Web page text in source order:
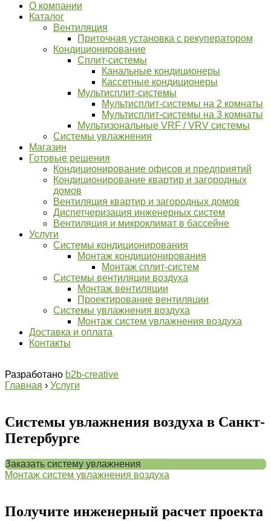
О компании
Каталог
Вентиляция
Приточная установка с рекуператором
Кондиционирование
Сплит-системы
Канальные кондиционеры
Кассетные кондиционеры
Мультисплит-системы
Мультисплит-системы на 2 комнаты
Мультисплит-системы на 3 комнаты
Мультизональные VRF / VRV системы
Системы увлажнения
Магазин
Готовые решения
Кондиционирование офисов и предприятий
Кондиционирование квартир и загородных
домов
Вентиляция квартир и загородных домов
Диспетчеризация инженерных систем
Вентиляция и микроклимат в бассейне
Услуги
Системы кондиционирования
Монтаж кондиционирования
Монтаж сплит-систем
Системы вентиляции воздуха
Монтаж вентиляции
​​​​​​​Проектирование вентиляции
Системы увлажнения воздуха
Монтаж систем увлажнения воздуха
Доставка и оплата
Контакты
Разработано b2b-creative
Главная › Услуги
Системы увлажнения воздуха в Санкт-
Петербурге
Заказать систему увлажнения
Монтаж систем увлажнения воздуха
Получите инженерный расчет проекта